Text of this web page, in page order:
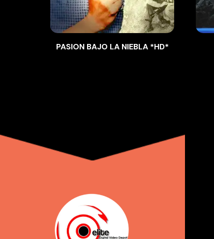
PASION BAJO LA NIEBLA *HD*